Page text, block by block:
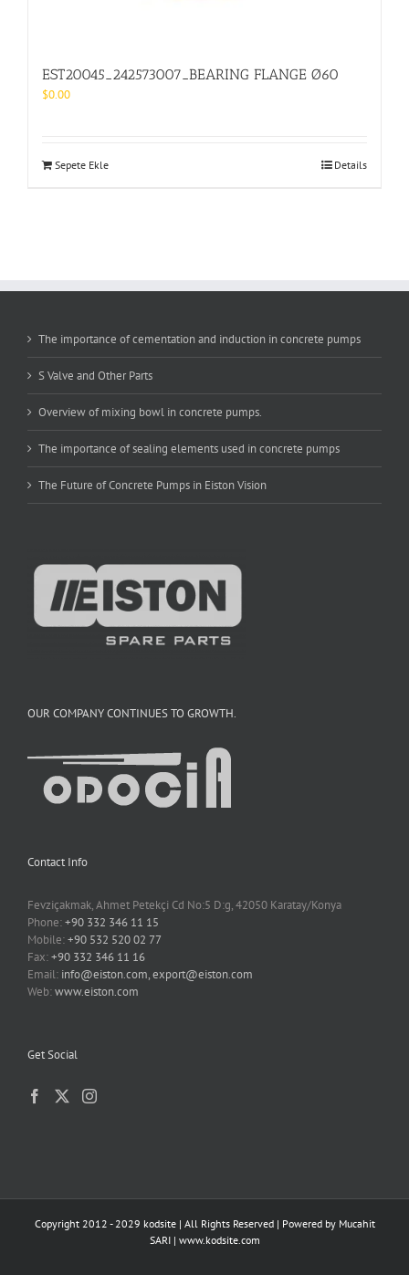
EST20045_242573007_BEARING FLANGE Ø60
$0.00
Sepete Ekle Details
The importance of cementation and induction in concrete pumps
S Valve and Other Parts
Overview of mixing bowl in concrete pumps.
The importance of sealing elements used in concrete pumps
The Future of Concrete Pumps in Eiston Vision
OUR COMPANY CONTINUES TO GROWTH.
Contact Info
Fevziçakmak, Ahmet Petekçi Cd No:5 D:g, 42050 Karatay/Konya
Phone:+90 332 346 11 15
Mobile:+90 532 520 02 77
Fax:+90 332 346 11 16
Email: info@eiston.com, export@eiston.com
Web:www.eiston.com
Get Social
Copyright 2012 - 2029 kodsite | All Rights Reserved | Powered by Mucahit
SARI| www.kodsite.com